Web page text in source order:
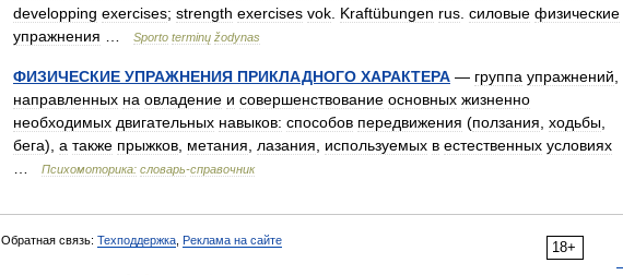
developping exercises; strength exercises vok Kraftübungen rus силовые физические
упражнения
Sporto terminų žodynas
ФИЗИЧЕСКИЕ УПРАЖНЕНИЯ ПРИКЛАДНОГО ХАРАКТЕРА — группа упражнений
направленных на овладение и совершенствование основных жизненно
необходимых двигательных навыков: способов передвижения (ползания ходьбы
бега), а также прыжков метания лазания используемых в естественных условиях
Психомоторика: cловарь-справочник
18+
Обратная связь: Техподдержка Реклама на сайте